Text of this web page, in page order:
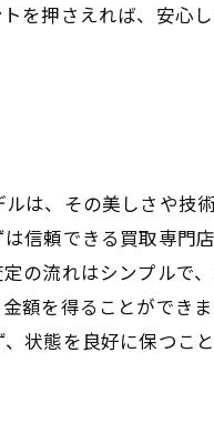
を押さえれば、安心
は、その美しさや技
信頼できる買取専門
の流れはシンプルで
額を得ることができ
状態を良好に保つこ